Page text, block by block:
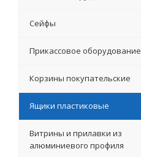
Сейфы
Прикассовое оборудование
Корзины покупательские
Ящики пластиковые
Витрины и прилавки из
алюминиевого профиля